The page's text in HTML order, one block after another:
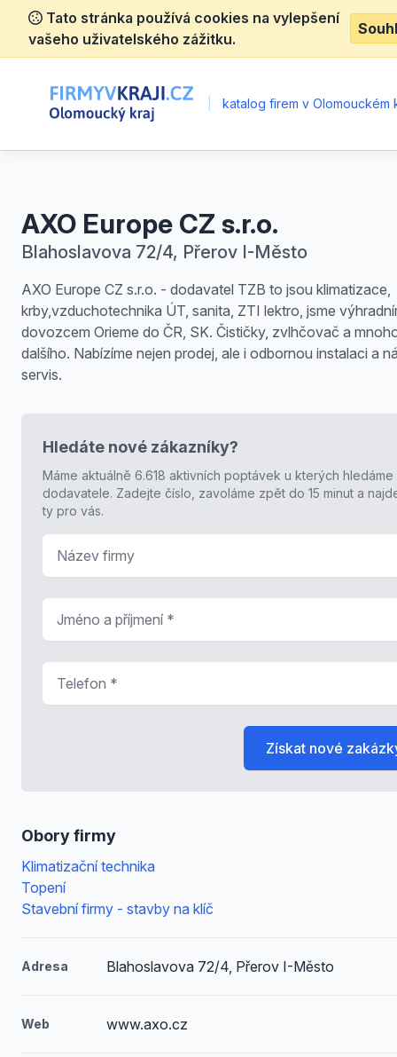
Tato stránka používá cookies na vylepšení
vašeho uživatelského zážitku.
katalog firem v Olomouckém
AXO Europe CZ s.r.o.
Blahoslavova 72/4, Přerov I-Město
AXO Europe CZ s.r.o. - dodavatel TZB to jsou klimatizace,
krby,vzduchotechnika ÚT, sanita, ZTI lektro, jsme
dovozcem Orieme do ČR, SK. Čističky, zvlhčovač a
dalšího. Nabízíme nejen prodej, ale i odbornou instalaci a
servis.
Obory firmy
Klimatizační technika
Topení
Stavební firmy - stavby na klíč
Adresa Blahoslavova 72/4, Přerov I-Město
Web www.axo.cz
Hledáte nové zákazníky?
Máme aktuálně 6.618 aktivních poptávek u kterých hledáme
dodavatele. Zadejte číslo, zavoláme zpět do 15 minut a
ty pro vás.
Získat nové